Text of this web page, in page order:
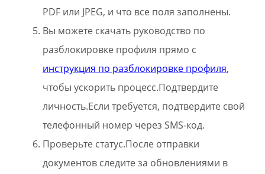
PDF или JPEG, и что все поля заполнены.
Вы можете скачать руководство по
разблокировке профиля прямо с
инструкция по разблокировке профиля,
чтобы ускорить процесс.Подтвердите
личность.Если требуется, подтвердите свой
телефонный номер через SMS‑код.
Проверьте статус.После отправки
документов следите за обновлениями в